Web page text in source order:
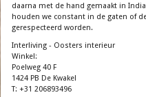
daarna met de hand gemaakt in
houden we constant in de gaten of
gerespecteerd worden.
Interliving - Oosters interieur
Winkel:
Poelweg 40 F
1424 PB De Kwakel
T: +31 206893496